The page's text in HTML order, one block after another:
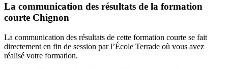
La communication des résultats de la formation
courte Chignon
La communication des résultats de cette formation courte se fait
directement en fin de session par l’École Terrade où vous avez
réalisé votre formation.